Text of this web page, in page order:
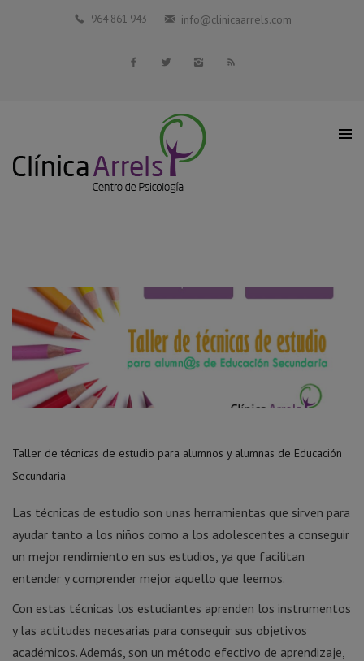
Blog
964 861 943 info@clinicaarrels.com
Taller de técnicas de estudio para alumnos y alumnas de Educación
Secundaria
Las técnicas de estudio son unas herramientas que sirven para
ayudar tanto a los niños como a los adolescentes a conseguir
un mejor rendimiento en sus estudios, ya que facilitan
entender y comprender mejor aquello que leemos.
Con estas técnicas los estudiantes aprenden los instrumentos
y las actitudes necesarias para conseguir sus objetivos
académicos. Además, son un método efectivo de aprendizaje,